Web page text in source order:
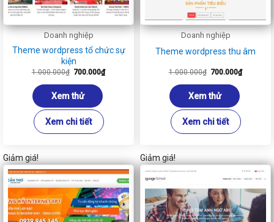
Doanh nghiệp
Theme wordpress tổ chức sự
kiện
1.000.000₫ Giá
là:
1.000.000₫.
700.000₫Giá
hiện
Xem thử
Xem chi tiết
Doanh nghiệp
Theme wordpress thu âm
1.000.000₫ Giá
là:
1.000.000₫.
700.000₫Giá
hiện
Xem thử
Xem chi tiết
Giảm giá! Giảm giá!